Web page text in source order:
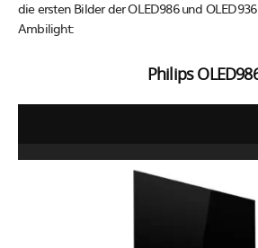
die ersten Bilder der OLED986 und
Ambilight:
Philips